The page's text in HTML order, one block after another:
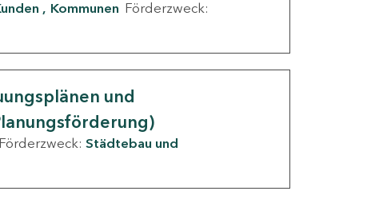
Kommunen Förderzweck:
und
Förderzweck: Städtebau und